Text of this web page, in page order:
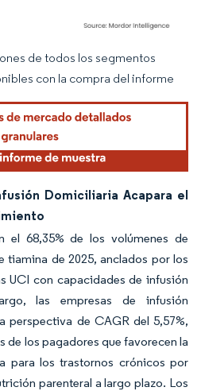
requiere atribución según CC BY 4.0.
de todos los segmentos
con la compra del informe
Domiciliaria Acapara el
el 68,35% de los volúmenes de
de 2025, anclados por los
UCI con capacidades de infusión
las empresas de infusión
perspectiva de CAGR del 5,57%,
de los pagadores que favorecen la
para los trastornos crónicos por
parenteral a largo plazo. Los